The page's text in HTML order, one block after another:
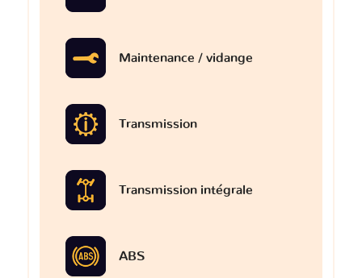
Maintenance / vidange
Transmission
Transmission intégrale
ABS